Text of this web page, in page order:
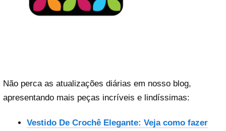
Não perca as atualizações diárias em nosso blog,
apresentando mais peças incríveis e lindíssimas:
Vestido De Crochê Elegante: Veja como fazer